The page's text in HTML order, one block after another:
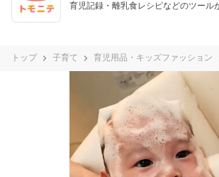
育児記録・離乳食レシピなどのツール
トップ 子育て 育児用品・キッズファッション